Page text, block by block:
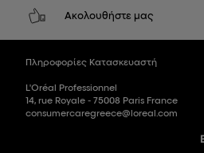
Ακολουθήστε μας
Πληροφορίες Κατασκευαστή
L'Oréal Professionnel
14, rue Royale - 75008 Paris France
consumercaregreece@loreal.com